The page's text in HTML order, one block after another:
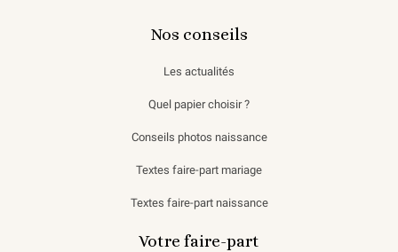
Nos conseils
Les actualités
Quel papier choisir ?
Conseils photos naissance
Textes faire-part mariage
Textes faire-part naissance
Votre faire-part